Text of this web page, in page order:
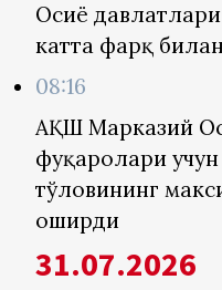
Осиё
катта фарқ
08:16
АҚШ Марказий
фуқаролари
тўловининг
оширди
31.07.2026